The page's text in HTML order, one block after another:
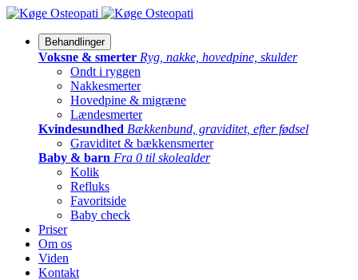
Behandlinger
Voksne & smerter Ryg, nakke, hovedpine, skulder
Ondt i ryggen
Nakkesmerter
Hovedpine & migræne
Lændesmerter
Kvindesundhed Bækkenbund, graviditet, efter fødsel
Graviditet & bækkensmerter
Baby & barn Fra 0 til skolealder
Kolik
Refluks
Favoritside
Baby check
Priser
Om os
Viden
Kontakt